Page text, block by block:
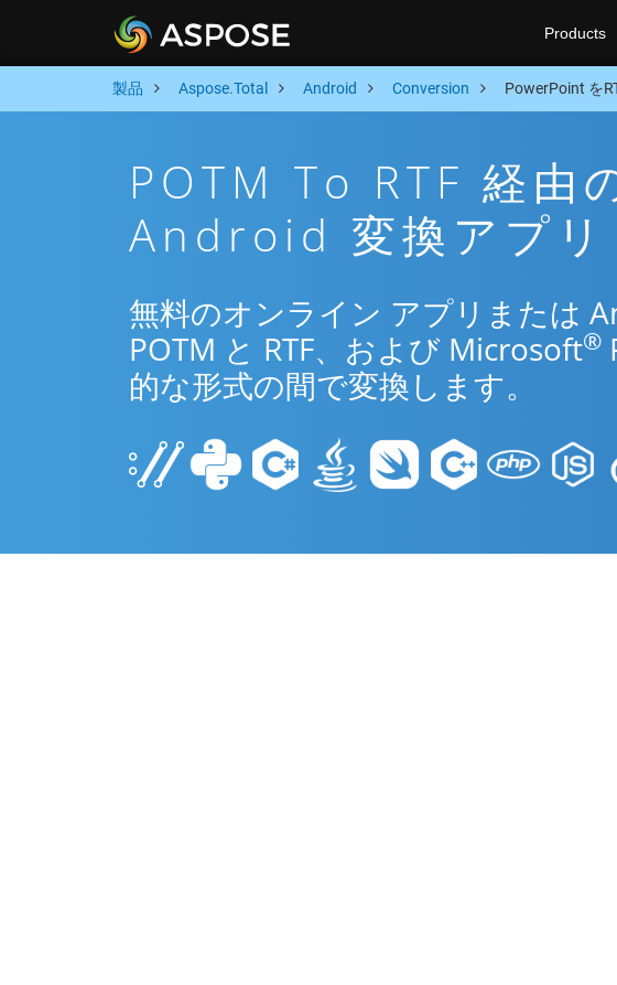
Products
製品 Aspose.Total Android Conversion PowerPoint を
POTM To RTF 経由
Android 変換アプリ
無料のオンライン アプリまたは
POTM と RTF、および Microsoft®
的な形式の間で変換します。